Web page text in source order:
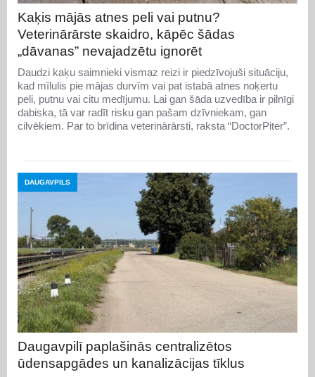
Kaķis mājās atnes peli vai putnu?
Veterinārārste skaidro, kāpēc šādas
„dāvanas” nevajadzētu ignorēt
Daudzi kaķu saimnieki vismaz reizi ir piedzīvojuši situāciju,
kad mīlulis pie mājas durvīm vai pat istabā atnes noķertu
peli, putnu vai citu medījumu. Lai gan šāda uzvedība ir pilnīgi
dabiska, tā var radīt risku gan pašam dzīvniekam, gan
cilvēkiem. Par to brīdina veterinārārsti, raksta “DoctorPiter”.
DAUGAVPILS
Daugavpilī paplašinās centralizētos
ūdensapgādes un kanalizācijas tīklus